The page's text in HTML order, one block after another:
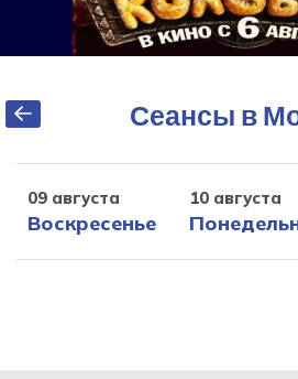
Сеансы в
09 августа
Воскресенье
10 августа